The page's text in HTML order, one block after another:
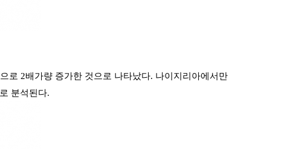
로 2배가량 증가한 것으로 나타났다. 나이지리아에서만
분석된다.